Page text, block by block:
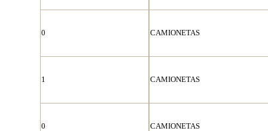
0 CAMIONETAS
1 CAMIONETAS
0 CAMIONETAS